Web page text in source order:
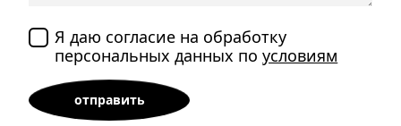
Я даю согласие на обработку
персональных данных поусловиям